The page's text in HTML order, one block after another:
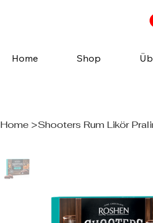
Home Shop
Home >Shooters Rum Likör